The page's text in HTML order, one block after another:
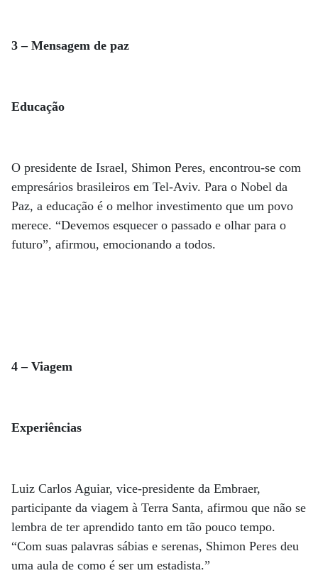
3 – Mensagem de paz
Educação
O presidente de Israel, Shimon Peres, encontrou-se com
empresários brasileiros em Tel-Aviv. Para o Nobel da
Paz, a educação é o melhor investimento que um povo
merece. “Devemos esquecer o passado e olhar para o
futuro”, afirmou, emocionando a todos.
4 – Viagem
Experiências
Luiz Carlos Aguiar, vice-presidente da Embraer,
participante da viagem à Terra Santa, afirmou que não se
lembra de ter aprendido tanto em tão pouco tempo.
“Com suas palavras sábias e serenas, Shimon Peres deu
uma aula de como é ser um estadista.”